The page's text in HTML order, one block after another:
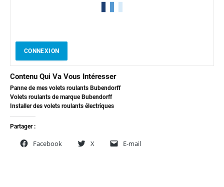
CONNEXION
Contenu Qui Va Vous Intéresser
Panne de mes volets roulants Bubendorff
Volets roulants de marque Bubendorff
Installer des volets roulants électriques
Partager :
Facebook X E-mail